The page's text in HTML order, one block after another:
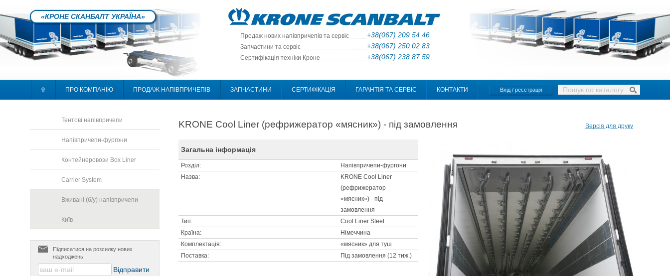
«КРОНЕ СКАНБАЛТ УКРАЇНА»
Продаж нових напівпричепів та сервіс +38(067) 209 54 46
Запчастини та сервіс +38(067) 250 02 83
Сертифікація техніки Кроне +38(067) 238 87 59
۩ ПРО КОМПАНІЮ ПРОДАЖ НАПІВПРИЧЕПІВ ЗАПЧАСТИНИ СЕРТИФІКАЦІЯ ГАРАНТІЯ ТА СЕРВІС КОНТАКТИ Вхід / реєстрація
Тентові напівпричепи
Напівпричепи-фургони
Контейнеровози Box Liner
Carrier System
Вживані (б/у) напівпричепи
Київ
Підписатися на розсилку нових
надходжень
Версія для друку
KRONE Cool Liner (рефрижератор «мясник») - під замовлення
Загальна інформація
Розділ:
Напівпричепи-фургони
Назва:
KRONE Cool Liner
(рефрижератор
«мясник») - під
замовлення
Тип:
Cool Liner Steel
Країна:
Німеччина
Комплектація:
«мясник» для туш
Поставка:
Під замовлення (12 тиж.)